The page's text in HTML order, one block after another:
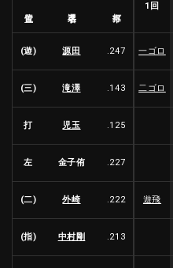
1回
(遊) 源田 .247 一ゴロ
(三) 滝澤 .143 二ゴロ
打 児玉 .125
左 金子侑 .227
(二) 外崎 .222 遊飛
(指) 中村剛 .213